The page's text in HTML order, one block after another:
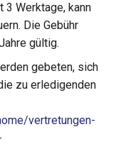
Werktage, kann
Die Gebühr
gültig.
gebeten, sich
zu erledigenden
vertretungen-